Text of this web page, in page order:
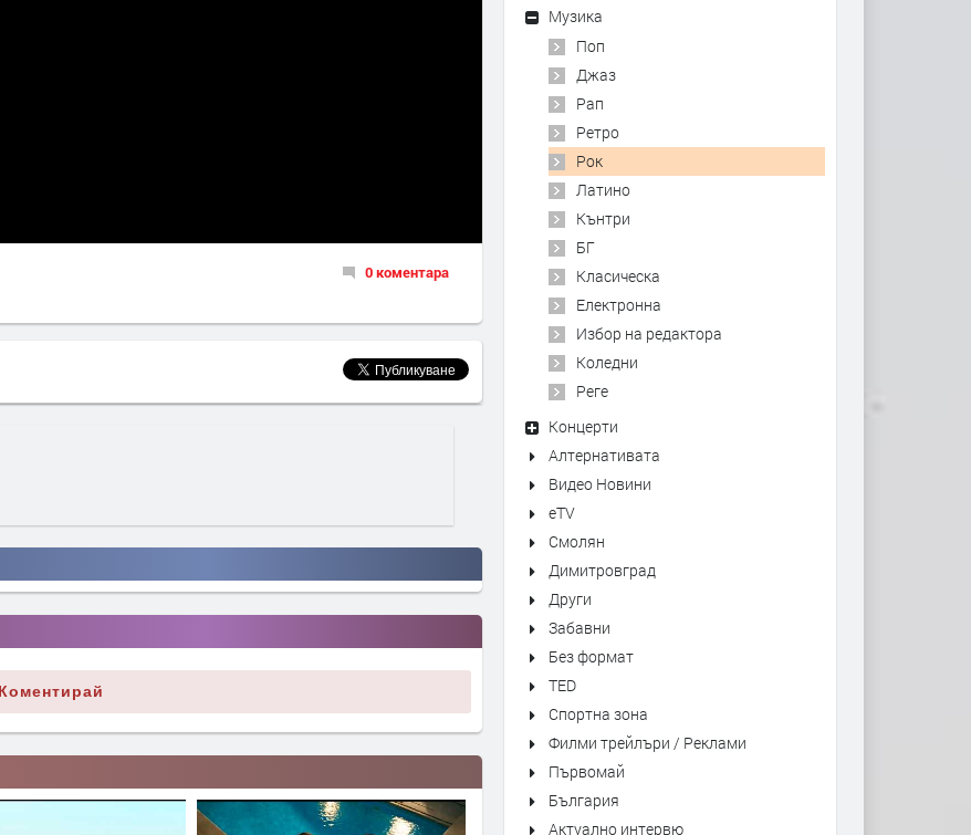
0 коментара
Коментирай
Музика
Поп
Джаз
Рап
Ретро
Рок
Латино
Кънтри
БГ
Класическа
Електронна
Избор на редактора
Коледни
Реге
Концерти
Алтернативата
Видео Новини
eTV
Смолян
Димитровград
Други
Забавни
Без формат
TED
Спортна зона
Филми трейлъри / Реклами
Първомай
България
Актуално интервю